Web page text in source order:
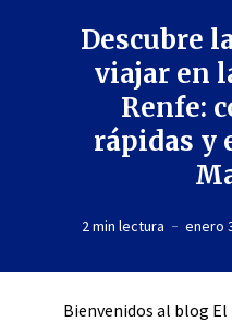
Descubre
viajar en
Renfe:
rápidas y
2 min lectura enero
Bienvenidos al blog